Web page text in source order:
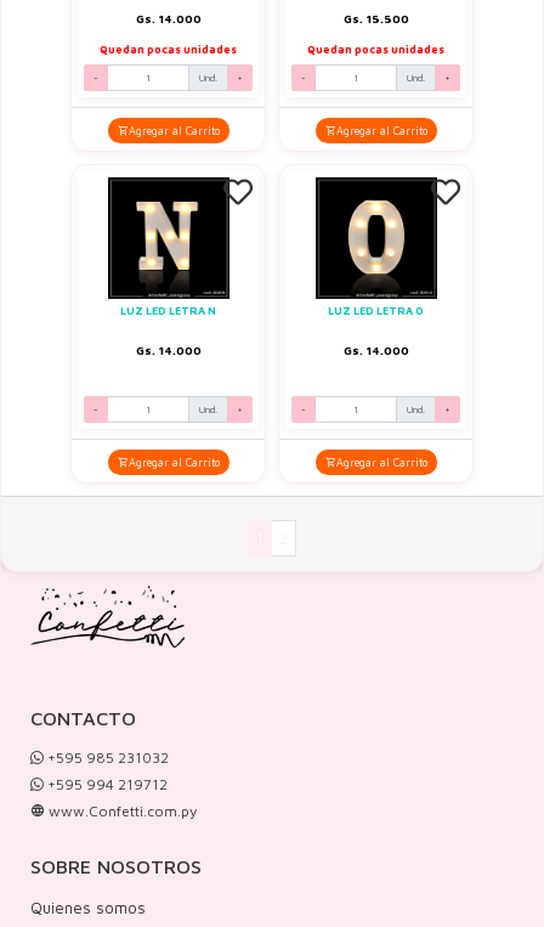
Gs. 14.000
Quedan pocas unidades
- Und. +
Agregar al Carrito
Gs. 15.500
Quedan pocas unidades
- Und. +
Agregar al Carrito
LUZ LED LETRA N
Gs. 14.000
- Und. +
Agregar al Carrito
LUZ LED LETRA O
Gs. 14.000
- Und. +
Agregar al Carrito
CONTACTO
+595 985 231032
+595 994 219712
www.Confetti.com.py
SOBRE NOSOTROS
Quienes somos